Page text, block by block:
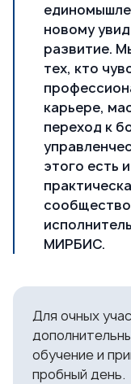
новому
развитие.
тех, кто
карьере,
переход к
этого есть
МИРБИС.
Для очных
обучение и
пробный день.